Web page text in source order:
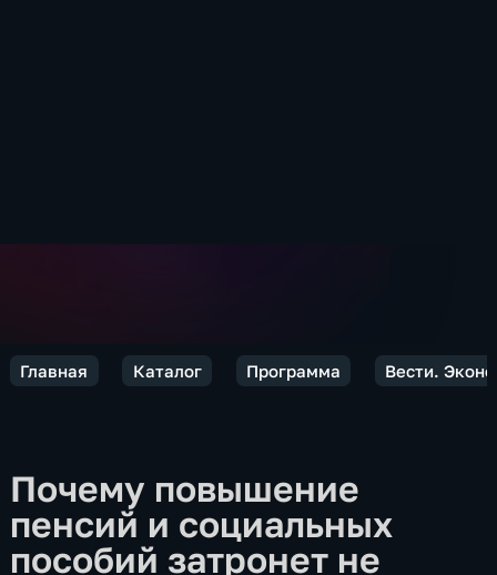
Главная Каталог Программа Вести.
Почему повышение
пенсий и социальных
пособий затронет не